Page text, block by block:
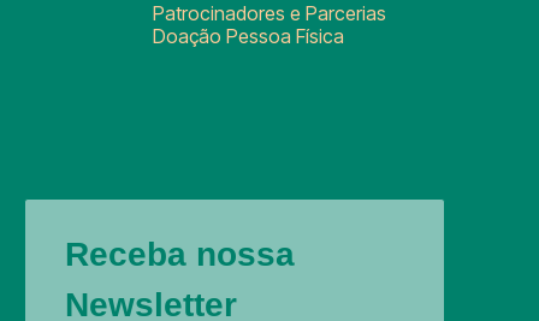
Patrocinadores e Parcerias
Doação Pessoa Física